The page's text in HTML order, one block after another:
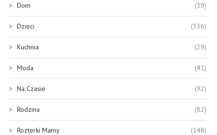
Dom (39)
Dzieci (336)
Kuchnia (29)
Moda (41)
Na Czasie (92)
Rodzina (82)
Rozterki Mamy (148)